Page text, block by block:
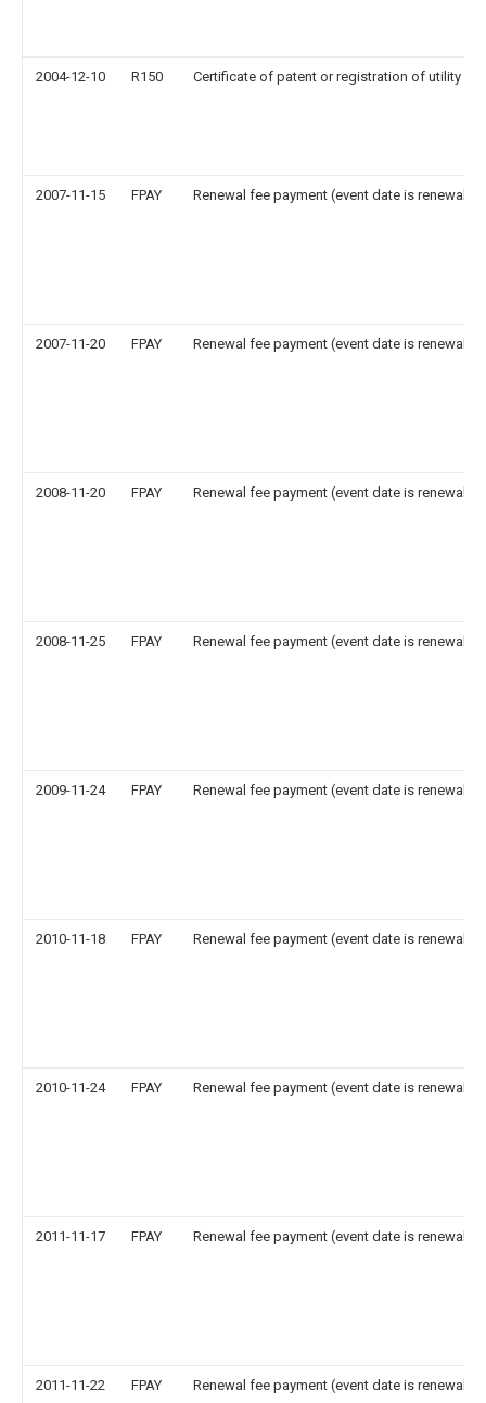
2004-12-10 R150 Certificate of patent or registration of utility
2007-11-15 FPAY Renewal fee payment (event date is renewal
2007-11-20 FPAY Renewal fee payment (event date is renewal
2008-11-20 FPAY Renewal fee payment (event date is renewal
2008-11-25 FPAY Renewal fee payment (event date is renewal
2009-11-24 FPAY Renewal fee payment (event date is renewal
2010-11-18 FPAY Renewal fee payment (event date is renewal
2010-11-24 FPAY Renewal fee payment (event date is renewal
2011-11-17 FPAY Renewal fee payment (event date is renewal
2011-11-22 FPAY Renewal fee payment (event date is renewal